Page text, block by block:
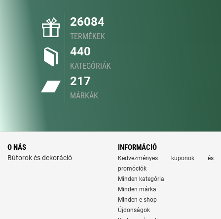
26084
TERMÉKEK
440
KATEGÓRIÁK
217
MÁRKÁK
O NÁS
Bútorok és dekoráció
INFORMÁCIÓ
Kedvezményes kuponok és
promóciók
Minden kategória
Minden márka
Minden e-shop
Újdonságok